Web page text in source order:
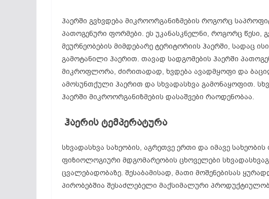
ჰაერში გვხვდება მიკროორგანიზმების როგორც
პათოგენური ფორმები. ეს უკანასკნელნი, როგორც წესი,
მეურნეობების მიმდებარე ტერიტორიის ჰაერში, სადაც
გამოტანილი ჰაერით. თავად სადგომების ჰაერში
მიკროფლორა, ძირითადად, ხვდება ავადმყოფი და
ამოსუნთქული ჰაერით და სხვადასხვა გამონაყოფით.
ჰაერში მიკროორგანიზმების დასაშვები რაოდენობაა.
ჰაერის ტემპერატურა
სხვადასხვა სახეობის, აგრეთვე ერთი და იმავე
ფიზიოლოგიური მდგომარეობის ცხოველები
ცვალებადობაზე. შესაბამისად, მათი მოშენებისას
პირობებშია შესაძლებელი მაქსიმალური